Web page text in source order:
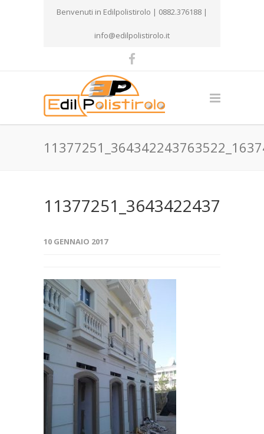
Benvenuti in Edilpolistirolo | 0882.376188 |
info@edilpolistirolo.it
10 GENNAIO 2017